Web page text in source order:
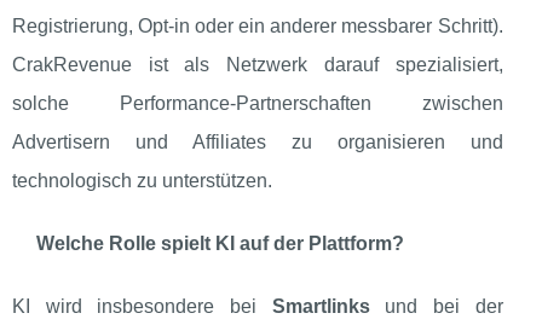
Registrierung, Opt‑in oder ein anderer messbarer Schritt).
CrakRevenue ist als Netzwerk darauf spezialisiert,
solche Performance‑Partnerschaften zwischen
Advertisern und Affiliates zu organisieren und
technologisch zu unterstützen.
Welche Rolle spielt KI auf der Plattform?
KI wird insbesondere bei Smartlinksund bei der